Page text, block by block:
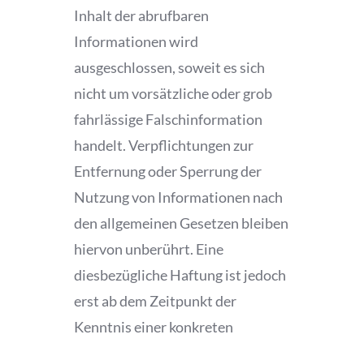
Inhalt der abrufbaren
Informationen wird
ausgeschlossen, soweit es sich
nicht um vorsätzliche oder grob
fahrlässige Falschinformation
handelt. Verpflichtungen zur
Entfernung oder Sperrung der
Nutzung von Informationen nach
den allgemeinen Gesetzen bleiben
hiervon unberührt. Eine
diesbezügliche Haftung ist jedoch
erst ab dem Zeitpunkt der
Kenntnis einer konkreten